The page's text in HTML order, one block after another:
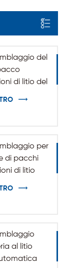
del
di litio del
per
di pacchi
di litio
al litio